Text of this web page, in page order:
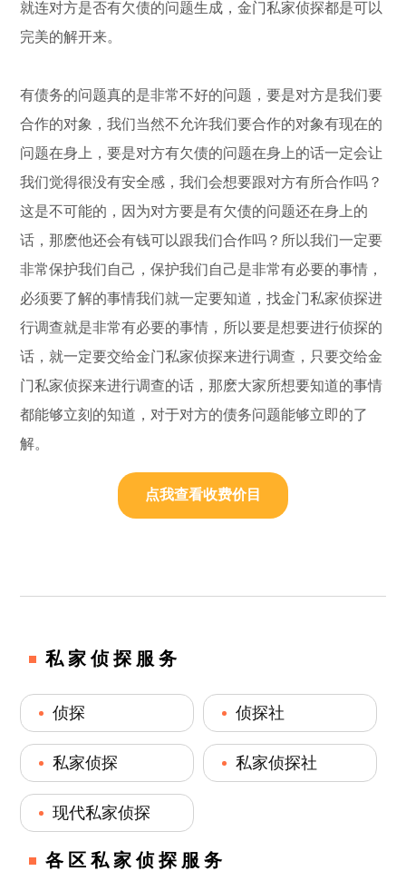
就连对方是否有欠债的问题生成，金门私家侦探都是可以
完美的解开来。
有债务的问题真的是非常不好的问题，要是对方是我们要
合作的对象，我们当然不允许我们要合作的对象有现在的
问题在身上，要是对方有欠债的问题在身上的话一定会让
我们觉得很没有安全感，我们会想要跟对方有所合作吗？
这是不可能的，因为对方要是有欠债的问题还在身上的
话，那麽他还会有钱可以跟我们合作吗？所以我们一定要
非常保护我们自己，保护我们自己是非常有必要的事情，
必须要了解的事情我们就一定要知道，找金门私家侦探进
行调查就是非常有必要的事情，所以要是想要进行侦探的
话，就一定要交给金门私家侦探来进行调查，只要交给金
门私家侦探来进行调查的话，那麽大家所想要知道的事情
都能够立刻的知道，对于对方的债务问题能够立即的了
解。
点我查看收费价目
私家侦探服务
侦探 侦探社
私家侦探 私家侦探社
现代私家侦探
各区私家侦探服务